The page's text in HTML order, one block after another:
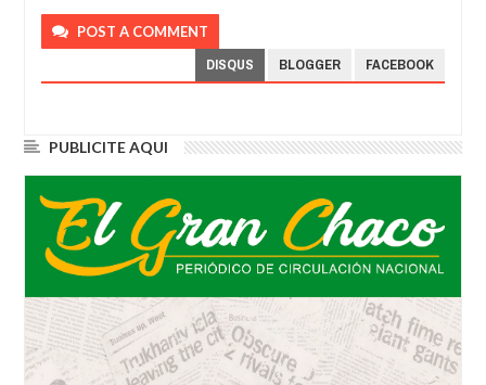
POST A COMMENT
DISQUS BLOGGER FACEBOOK
PUBLICITE AQUI